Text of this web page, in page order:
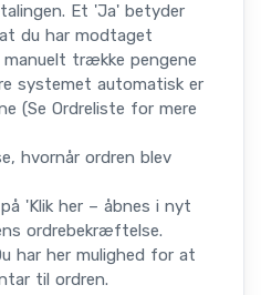
Et 'Ja' betyder
du har modtaget
manuelt trække pengene
systemet automatisk er
(Se Ordreliste for mere
hvornår ordren blev
'Klik her – åbnes i nyt
ordrebekræftelse.
har her mulighed for at
til ordren.